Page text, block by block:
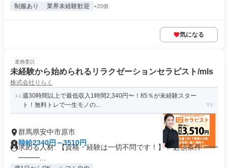
制服あり 業界未経験歓迎 +20個
気になる
業務委託
未経験から始められるリラクゼーションセラピスト/mls
株式会社りらく
週30時間以上で最低収入1時間2,340円〜！85％が未経験スター
ト！無料トレで一生モノの...
群馬県安中市原市
時給2340円～3510円
求める人材: 【資格・経験は一切不問です！】 ✅必須条件 ━━
━━━...